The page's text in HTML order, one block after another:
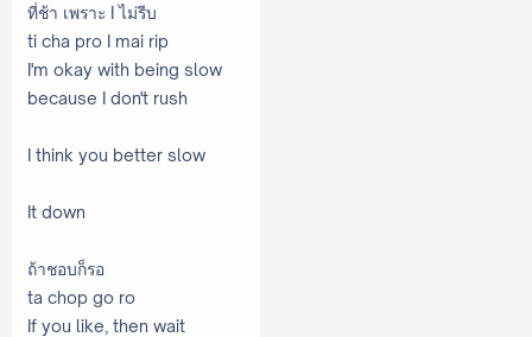
ที่ช้า เพราะ I ไม่รีบ
ti cha pro I mai rip
I'm okay with being slow
because I don't rush
I think you better slow
It down
ถ้าชอบก็รอ
ta chop go ro
If you like, then wait